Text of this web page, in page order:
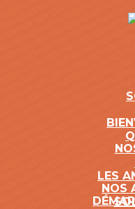
LES
NOS